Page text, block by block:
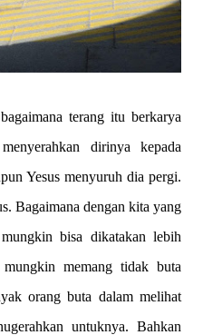
terang itu berkarya
dirinya kepada
Yesus menyuruh dia pergi.
Bagaimana dengan kita yang
bisa dikatakan lebih
memang tidak buta
orang buta dalam melihat
untuknya. Bahkan